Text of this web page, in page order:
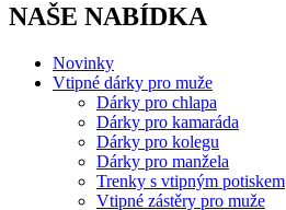
NAŠE NABÍDKA
Novinky
Vtipné dárky pro muže
Dárky pro chlapa
Dárky pro kamaráda
Dárky pro kolegu
Dárky pro manžela
Trenky s vtipným potiskem
Vtipné zástěry pro muže